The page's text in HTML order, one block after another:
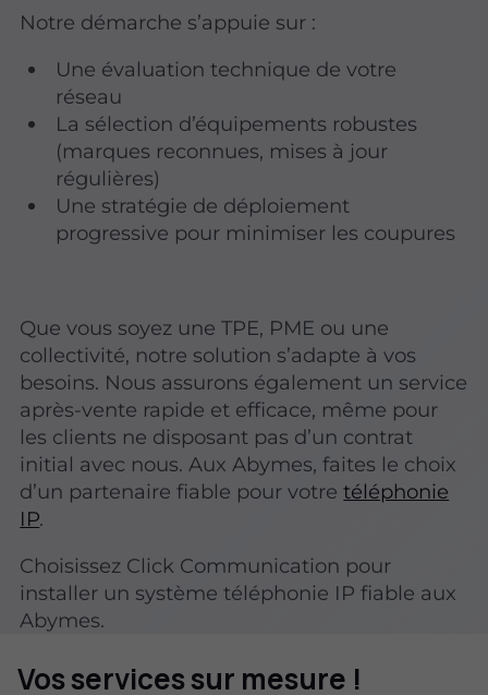
Notre démarche s’appuie sur :
Une évaluation technique de votre
réseau
La sélection d’équipements robustes
(marques reconnues, mises à jour
régulières)
Une stratégie de déploiement
progressive pour minimiser les coupures
Que vous soyez une TPE, PME ou une
collectivité, notre solution s’adapte à vos
besoins. Nous assurons également un service
après-vente rapide et efficace, même pour
les clients ne disposant pas d’un contrat
initial avec nous. Aux Abymes, faites le choix
d’un partenaire fiable pour votretéléphonie
IP.
Choisissez Click Communication pour
installer un système téléphonie IP fiable aux
Abymes.
Vos services sur mesure !